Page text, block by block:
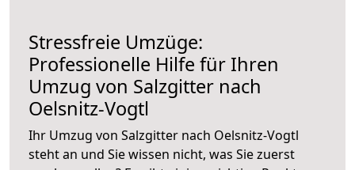
Stressfreie Umzüge:
Professionelle Hilfe für Ihren
Umzug von Salzgitter nach
Oelsnitz-Vogtl
Ihr Umzug von Salzgitter nach Oelsnitz-Vogtl
steht an und Sie wissen nicht, was Sie zuerst